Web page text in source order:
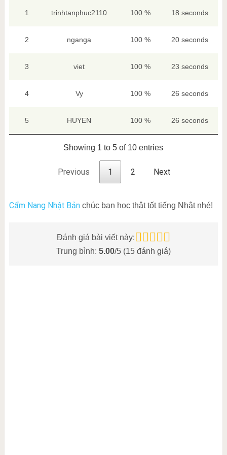
1 trinhtanphuc2110 100 % 18 seconds
2 nganga 100 % 20 seconds
3 viet 100 % 23 seconds
4 Vy 100 % 26 seconds
5 HUYEN 100 % 26 seconds
Showing 1 to 5 of 10 entries
Previous 1 2 Next
Cẩm Nang Nhật Bảnchúc bạn học thật tốt tiếng Nhật nhé!
Đánh giá bài viết này:
Trung bình: 5.00/5 (15đánh giá)